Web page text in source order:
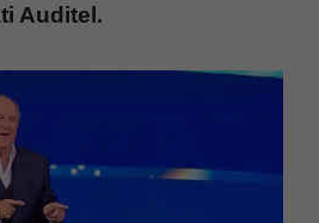
Auditel.